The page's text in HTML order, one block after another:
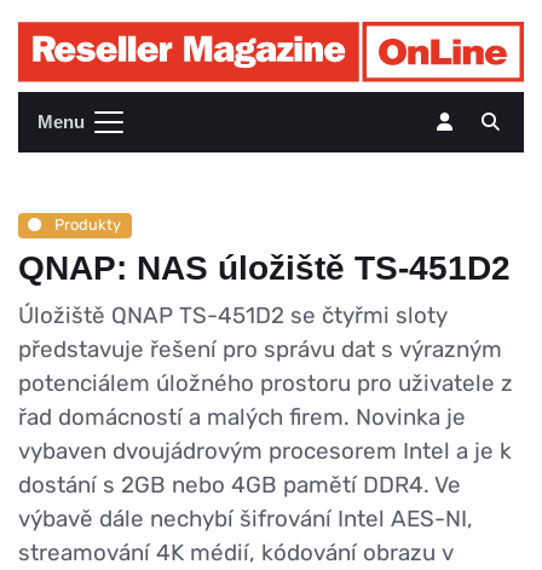
Menu
Produkty
QNAP: NAS úložiště TS-451D2
Úložiště QNAP TS-451D2 se čtyřmi sloty
představuje řešení pro správu dat s výrazným
potenciálem úložného prostoru pro uživatele z
řad domácností a malých firem. Novinka je
vybaven dvoujádrovým procesorem Intel a je k
dostání s 2GB nebo 4GB pamětí DDR4. Ve
výbavě dále nechybí šifrování Intel AES-NI,
streamování 4K médií, kódování obrazu v